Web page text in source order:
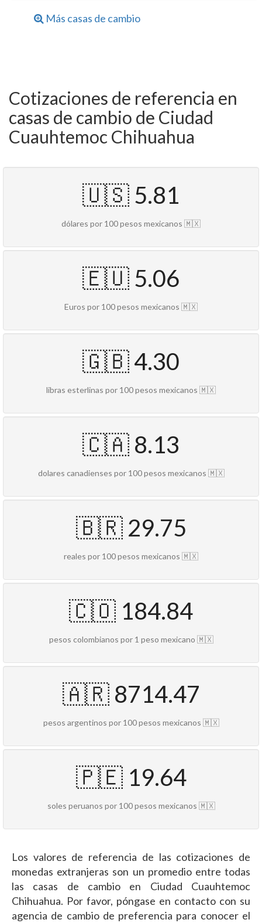
Más casas de cambio
Cotizaciones de referencia en
casas de cambio de Ciudad
Cuauhtemoc Chihuahua
🇺🇸 5.81
dólares por 100 pesos mexicanos 🇲🇽
🇪🇺 5.06
Euros por 100 pesos mexicanos 🇲🇽
🇬🇧 4.30
libras esterlinas por 100 pesos mexicanos 🇲🇽
🇨🇦 8.13
dolares canadienses por 100 pesos mexicanos 🇲🇽
🇧🇷 29.75
reales por 100 pesos mexicanos 🇲🇽
🇨🇴 184.84
pesos colombianos por 1 peso mexicano 🇲🇽
🇦🇷 8714.47
pesos argentinos por 100 pesos mexicanos 🇲🇽
🇵🇪 19.64
soles peruanos por 100 pesos mexicanos 🇲🇽
Los valores de referencia de las cotizaciones de
monedas extranjeras son un promedio entre todas
las casas de cambio en Ciudad Cuauhtemoc
Chihuahua. Por favor, póngase en contacto con su
agencia de cambio de preferencia para conocer el